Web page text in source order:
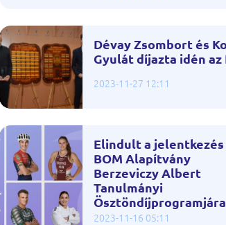
Dévay Zsombort és
Gyulát díjazta idén az
2023-11-27 12:11
Elindult a jelentkezés
BOM Alapítvány
Berzeviczy Albert
Tanulmányi
Ösztöndíjprogramjára
2023-11-16 05:11